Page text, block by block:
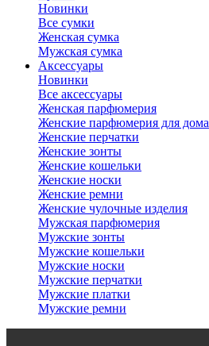
Новинки
Все сумки
Женская сумка
Мужская сумка
Аксессуары
Новинки
Все аксессуары
Женская парфюмерия
Женские парфюмерия для дома
Женские перчатки
Женские зонты
Женские кошельки
Женские носки
Женские ремни
Женские чулочные изделия
Мужская парфюмерия
Мужские зонты
Мужские кошельки
Мужские носки
Мужские перчатки
Мужские платки
Мужские ремни